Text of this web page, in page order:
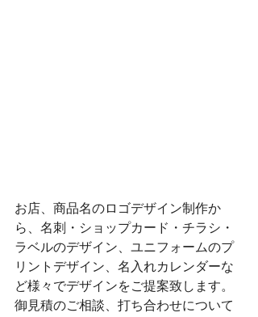
お店、商品名のロゴデザイン制作か
ら、名刺・ショップカード・チラシ・
ラベルのデザイン、ユニフォームのプ
リントデザイン、名入れカレンダーな
ど様々でデザインをご提案致します。
​​御見積のご相談、打ち合わせについて